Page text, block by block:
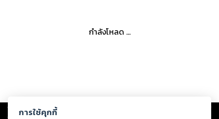
กำลังโหลด ...
Copyright © 2026
ต่อผลงานหรือเนื้อหาใดที่อัปโหลดผ่านเว็บไซต์และปรากฏว่าละเมิดสิทธิใน
การใช้คุกกี้